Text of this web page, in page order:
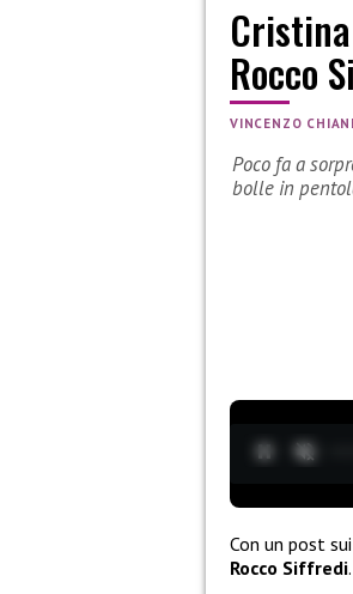
Rocco
VINCENZO
Poco fa a
bolle in
Con un post
Rocco Siffredi.